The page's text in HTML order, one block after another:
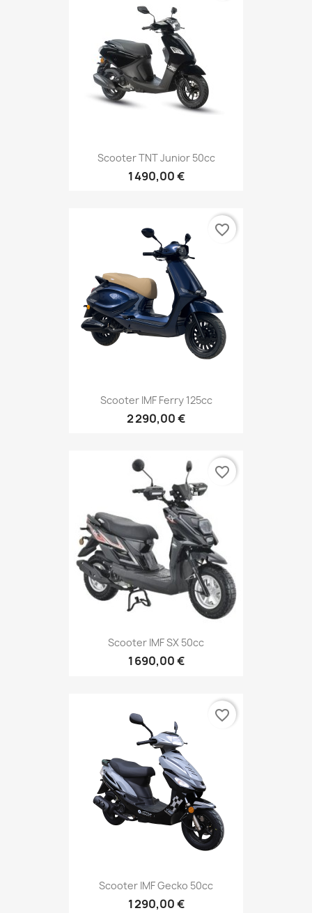
Scooter TNT Junior 50cc
1 490,00 €
Scooter IMF Ferry 125cc
2 290,00 €
favorite_border
Scooter IMF SX 50cc
1 690,00 €
favorite_border
Scooter IMF Gecko 50cc
1 290,00 €
favorite_border